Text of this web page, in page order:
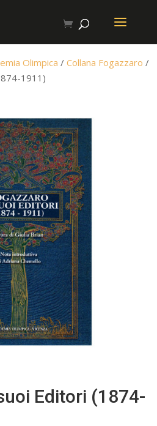
Olimpica / Collana Fogazzaro /
1911)
Editori (1874-